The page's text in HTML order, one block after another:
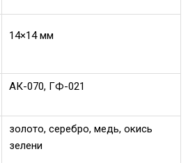
14×14 мм
АК-070, ГФ-021
золото, серебро, медь, окись
зелени